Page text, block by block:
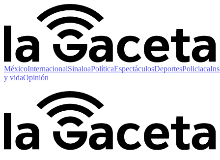
MéxicoInternacionalSinaloaPolíticaEspectáculosDeportesPoliciaca
y vidaOpinión